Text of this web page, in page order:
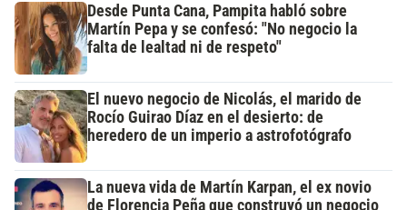
Desde Punta Cana, Pampita habló sobre
Martín Pepa y se confesó: "No negocio la
falta de lealtad ni de respeto"
El nuevo negocio de Nicolás, el marido de
Rocío Guirao Díaz en el desierto: de
heredero de un imperio a astrofotógrafo
La nueva vida de Martín Karpan, el ex novio
de Florencia Peña que construyó un negocio